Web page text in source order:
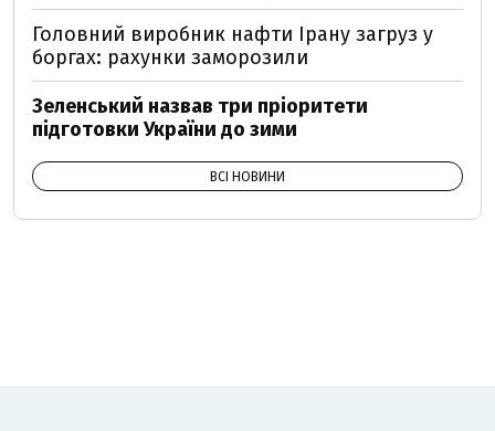
Головний виробник нафти Ірану загруз у
боргах: рахунки заморозили
Зеленський назвав три пріоритети
підготовки України до зими
ВСІ НОВИНИ